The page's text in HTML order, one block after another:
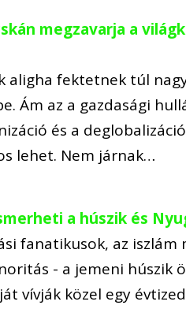
megzavarja a
aligha fektetnek túl
Ám az a gazdasági
és a
lehet. Nem járnak…
a húszik és
fanatikusok, az
- a jemeni húszik
vívják közel egy